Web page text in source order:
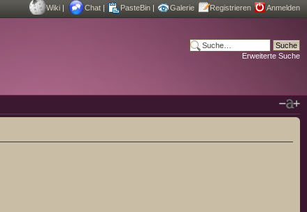
Wiki | Chat | PasteBin | Galerie Registrieren Anmelden
Erweiterte Suche